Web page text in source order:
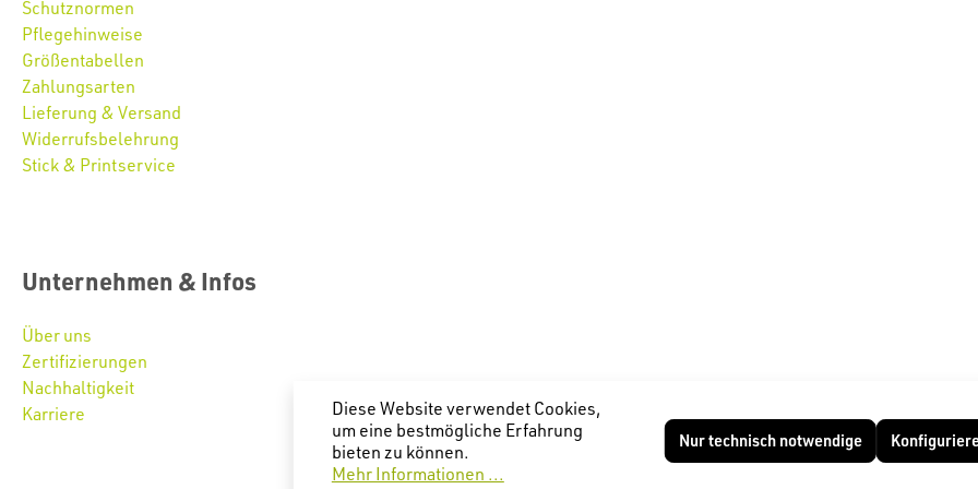
Schutznormen
Pflegehinweise
Größentabellen
Zahlungsarten
Lieferung & Versand
Widerrufsbelehrung
Stick & Printservice
Unternehmen & Infos
Über uns
Zertifizierungen
Nachhaltigkeit
Karriere
Diese Website verwendet Cookies,
um eine bestmögliche Erfahrung
bieten zu können.
Mehr Informationen ...
Nur technisch notwendige